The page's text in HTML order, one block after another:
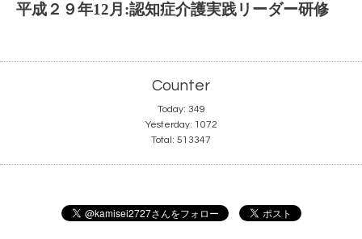
平成２９年12月:認知症介護実践リーダー研修
Counter
Today: 349
Yesterday: 1072
Total: 513347